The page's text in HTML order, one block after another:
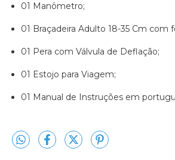
01 Manômetro;
01 Braçadeira Adulto 18-35 Cm com
01 Pera com Válvula de Deflação;
01 Estojo para Viagem;
01 Manual de Instruções em